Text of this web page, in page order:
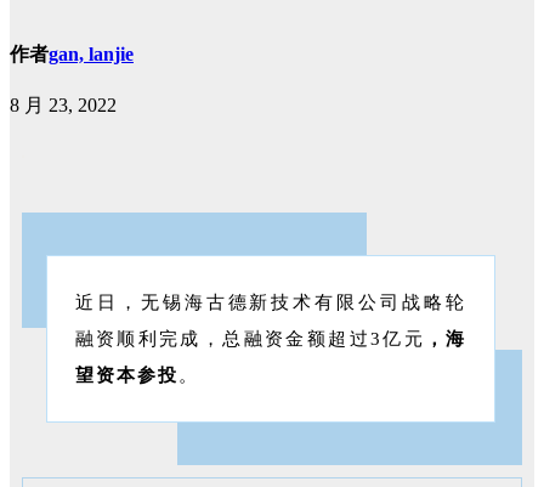
作者gan, lanjie
8 月 23, 2022
近日，无锡海古德新技术有限公司战略轮
融资顺利完成，总融资金额超过3亿元 ，海
望资本参投 。